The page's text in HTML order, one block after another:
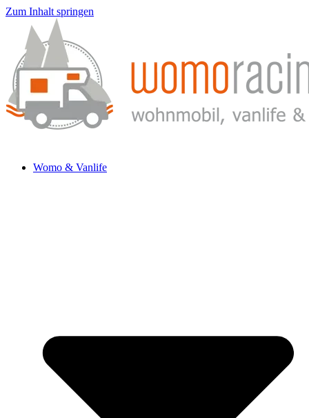
Zum Inhalt springen
Womo & Vanlife